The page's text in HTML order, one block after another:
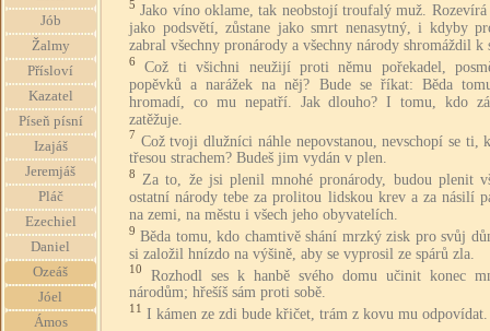
Jób
Žalmy
Přísloví
Kazatel
Píseň písní
Izajáš
Jeremjáš
Pláč
Ezechiel
Daniel
Ozeáš
Jóel
Ámos
5 Jako víno oklame, tak neobstojí troufalý muž. Rozevírá
jako podsvětí, zůstane jako smrt nenasytný, i kdyby
zabral všechny pronárody a všechny národy shromáždil k
6
Což ti všichni neužijí proti němu pořekadel,
popěvků a narážek na něj? Bude se říkat: Běda
hromadí, co mu nepatří. Jak dlouho? I tomu, kdo
zatěžuje.
7 Což tvoji dlužníci náhle nepovstanou, nevschopí se ti,
třesou strachem? Budeš jim vydán v plen.
8
Za to, že jsi plenil mnohé pronárody, budou plenit
ostatní národy tebe za prolitou lidskou krev a za násilí
na zemi, na městu i všech jeho obyvatelích.
9 Běda tomu, kdo chamtivě shání mrzký zisk pro svůj
si založil hnízdo na výšině, aby se vyprosil ze spárů zla.
10
Rozhodl ses k hanbě svého domu učinit konec
národům; hřešíš sám proti sobě.
11 I kámen ze zdi bude křičet, trám z kovu mu odpovídat.